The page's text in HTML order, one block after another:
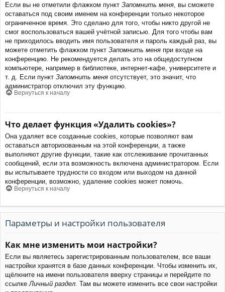
Если вы не отметили флажком пункт Запомнить меня , вы сможете
оставаться под своим именем на конференции только некоторое
ограниченное время. Это сделано для того, чтобы никто другой не
смог воспользоваться вашей учётной записью. Для того чтобы вам
не приходилось вводить имя пользователя и пароль каждый раз, вы
можете отметить флажком пункт Запомнить меня при входе на
конференцию. Не рекомендуется делать это на общедоступном
компьютере, например в библиотеке, интернет-кафе, университете и
т. д. Если пункт Запомнить меня отсутствует, это значит, что
администратор отключил эту функцию.
Вернуться к началу
Что делает функция «Удалить cookies»?
Она удаляет все созданные cookies, которые позволяют вам
оставаться авторизованным на этой конференции, а также
выполняют другие функции, такие как отслеживание прочитанных
сообщений, если эта возможность включена администратором. Если
вы испытываете трудности со входом или выходом на данной
конференции, возможно, удаление cookies может помочь.
Вернуться к началу
Параметры и настройки пользователя
Как мне изменить мои настройки?
Если вы являетесь зарегистрированным пользователем, все ваши
настройки хранятся в базе данных конференции. Чтобы изменить их,
щёлкните на имени пользователя вверху страницы и перейдите по
ссылкеЛичный раздел. Там вы можете изменить все свои настройки